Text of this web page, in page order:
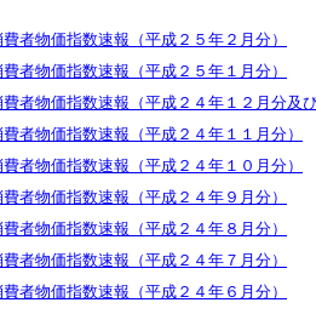
者物価指数速報（平成２５年２月分）
者物価指数速報（平成２５年１月分）
者物価指数速報（平成２４年１２月分及
者物価指数速報（平成２４年１１月分）
者物価指数速報（平成２４年１０月分）
者物価指数速報（平成２４年９月分）
者物価指数速報（平成２４年８月分）
者物価指数速報（平成２４年７月分）
者物価指数速報（平成２４年６月分）